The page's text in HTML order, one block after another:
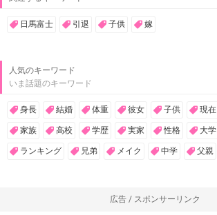
日馬富士 引退 子供 嫁
人気のキーワード
いま話題のキーワード
身長 結婚 体重 彼女 子供 現在
家族 高校 学歴 実家 性格 大学
ランキング 兄弟 メイク 中学 父親
広告 / スポンサーリンク